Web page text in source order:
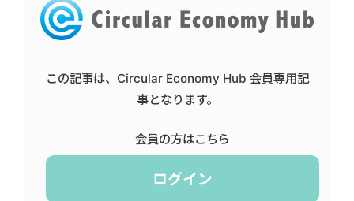
この記事は、Circular Economy Hub 会員専用記
事となります。
会員の方はこちら
ログイン